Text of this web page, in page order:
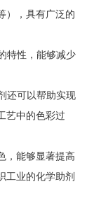
），具有广泛的
特性，能够减少
还可以帮助实现
艺中的色彩过
，能够显著提高
工业的化学助剂